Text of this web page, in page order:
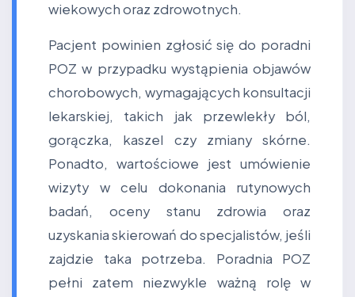
wiekowych oraz zdrowotnych.
Pacjent powinien zgłosić się do poradni
POZ w przypadku wystąpienia objawów
chorobowych, wymagających konsultacji
lekarskiej, takich jak przewlekły ból,
gorączka, kaszel czy zmiany skórne.
Ponadto, wartościowe jest umówienie
wizyty w celu dokonania rutynowych
badań, oceny stanu zdrowia oraz
uzyskania skierowań do specjalistów, jeśli
zajdzie taka potrzeba. Poradnia POZ
pełni zatem niezwykle ważną rolę w